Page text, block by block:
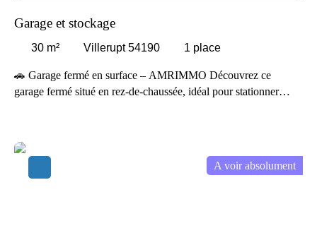
Garage et stockage
30 m² Villerupt 54190 1 place
🚗 Garage fermé en surface – AMRIMMO Découvrez ce
garage fermé situé en rez-de-chaussée, idéal pour stationner
offre un emplacement pratique et sécurisé, parfait pour une
voiture, une moto ou du rangement. Ce garage représente une
solution idéale pour protéger votre véhicule des intempéries et
A voir absolument